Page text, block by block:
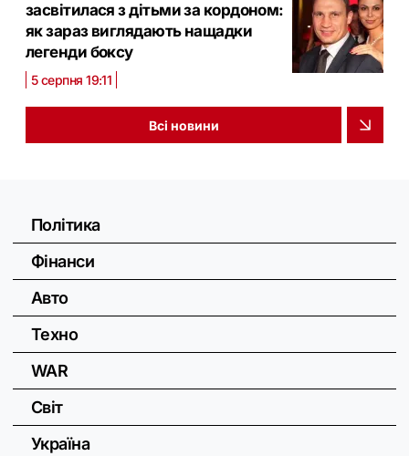
засвітилася з дітьми за кордоном:
як зараз виглядають нащадки
легенди боксу
5 серпня 19:11
Всі новини
Політика
Фінанси
Авто
Техно
WAR
Світ
Україна